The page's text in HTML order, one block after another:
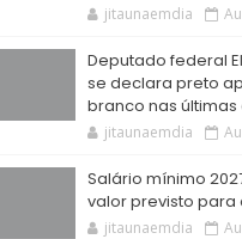
jitaunaemdia
Deputado federal
se declara preto
branco nas
jitaunaemdia
Salário mínimo
valor previsto para
jitaunaemdia